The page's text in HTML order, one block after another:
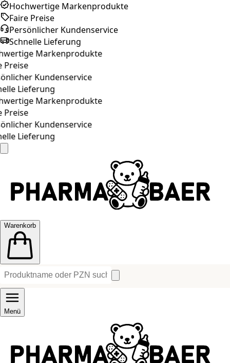
Hochwertige Markenprodukte
Faire Preise
Persönlicher Kundenservice
Schnelle Lieferung
Markenprodukte
Kundenservice
Lieferung
Markenprodukte
Kundenservice
Lieferung
Warenkorb
Menü